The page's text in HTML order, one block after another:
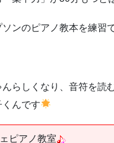
ンのピアノ教本を練習で
らしくなり、音符を読
んです
ピアノ教室